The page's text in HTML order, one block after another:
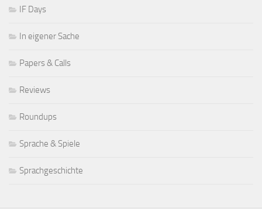
IF Days
In eigener Sache
Papers & Calls
Reviews
Roundups
Sprache & Spiele
Sprachgeschichte